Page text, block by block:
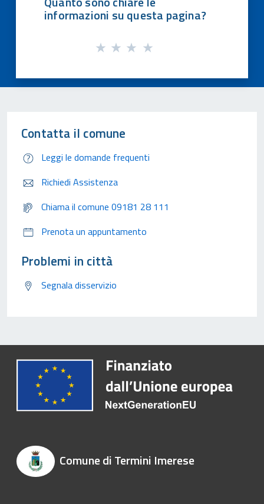
informazioni su questa pagina?
Contatta il comune
Leggi le domande frequenti
Richiedi Assistenza
Chiama il comune 09181 28 111
Prenota un appuntamento
Problemi in città
Segnala disservizio
Comune di Termini Imerese